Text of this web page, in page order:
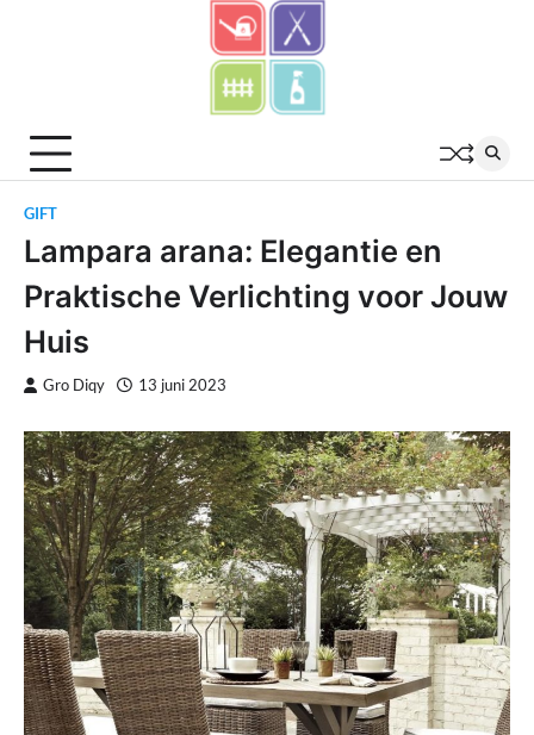
GIFT
Lampara arana: Elegantie en
Praktische Verlichting voor Jouw
Huis
Gro Diqy 13 juni 2023